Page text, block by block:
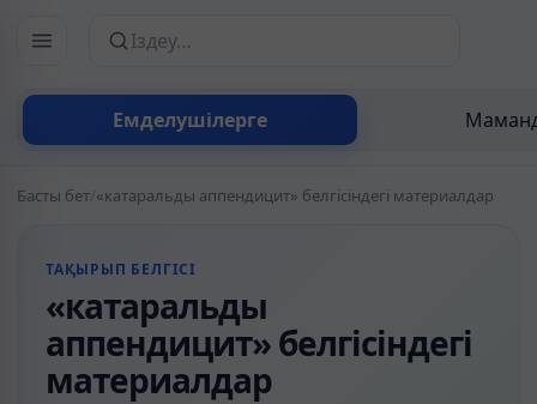
Емделушілерге
Сайттан іздеу
Басты бет/«катаральды аппендицит» белгісіндегі материалдар
ТАҚЫРЫП БЕЛГІСІ
«катаральды
аппендицит» белгісіндегі
материалдар